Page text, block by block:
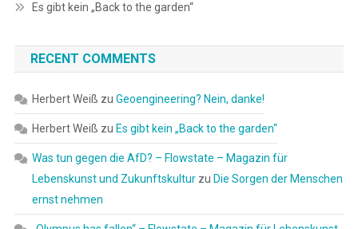
Es gibt kein „Back to the garden“
RECENT COMMENTS
Herbert Weiß zu Geoengineering? Nein, danke!
Herbert Weiß zu Es gibt kein „Back to the garden“
Was tun gegen die AfD? – Flowstate – Magazin für
Lebenskunst und Zukunftskulturzu Die Sorgen der Menschen
ernst nehmen